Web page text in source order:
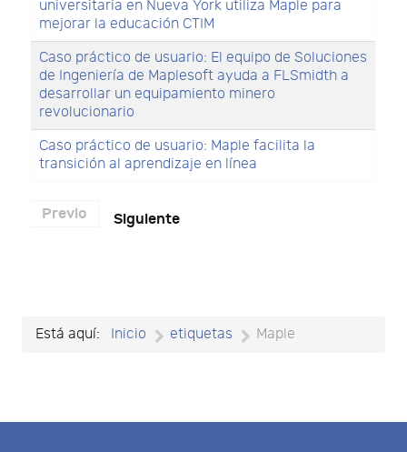
universitaria en Nueva York utiliza Maple para
mejorar la educación CTIM
Caso práctico de usuario: El equipo de Soluciones
de Ingeniería de Maplesoft ayuda a FLSmidth a
desarrollar un equipamiento minero
revolucionario
Caso práctico de usuario: Maple facilita la
transición al aprendizaje en línea
Previo Siguiente
Está aquí: Inicio etiquetas Maple